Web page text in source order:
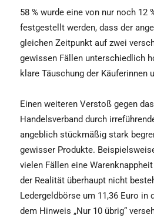
58 % wurde eine von nur noch 12
festgestellt werden, dass der
gleichen Zeitpunkt auf zwei
gewissen Fällen unterschiedlich
klare Täuschung der Käuferinnen
Einen weiteren Verstoß gegen
Handelsverband durch
angeblich stückmäßig stark
gewisser Produkte.
vielen Fällen eine
der Realität überhaupt nicht
Ledergeldbörse um 11,36 Euro
dem Hinweis „Nur 10 übrig“